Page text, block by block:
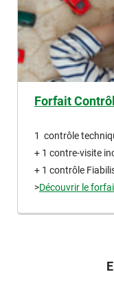
Forfait
1 contrôle
+ 1 contre-visite
+ 1 contrôle
>Découvrir le